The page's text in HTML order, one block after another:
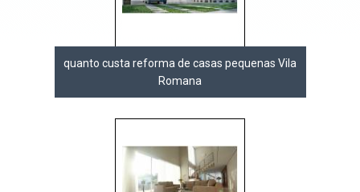
quanto custa reforma de casas pequenas Vila
Romana